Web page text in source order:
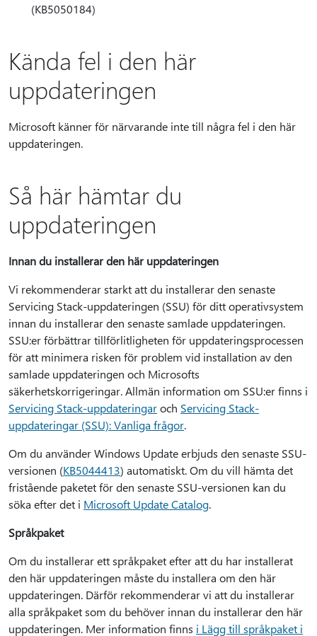
(KB5050184)
Kända fel i den här
uppdateringen
Microsoft känner för närvarande inte till några fel i den här
uppdateringen.
Så här hämtar du
uppdateringen
Innan du installerar den här uppdateringen
Vi rekommenderar starkt att du installerar den senaste
Servicing Stack-uppdateringen (SSU) för ditt operativsystem
innan du installerar den senaste samlade uppdateringen.
SSU:er förbättrar tillförlitligheten för uppdateringsprocessen
för att minimera risken för problem vid installation av den
samlade uppdateringen och Microsofts
säkerhetskorrigeringar. Allmän information om SSU:er finns i
Servicing Stack-uppdateringaroch Servicing Stack-
uppdateringar (SSU): Vanliga frågor.
Om du använder Windows Update erbjuds den senaste SSU-
versionen (KB5044413) automatiskt. Om du vill hämta det
fristående paketet för den senaste SSU-versionen kan du
söka efter det i Microsoft Update Catalog.
Språkpaket
Om du installerar ett språkpaket efter att du har installerat
den här uppdateringen måste du installera om den här
uppdateringen. Därför rekommenderar vi att du installerar
alla språkpaket som du behöver innan du installerar den här
uppdateringen. Mer information finns i Lägg till språkpaket i